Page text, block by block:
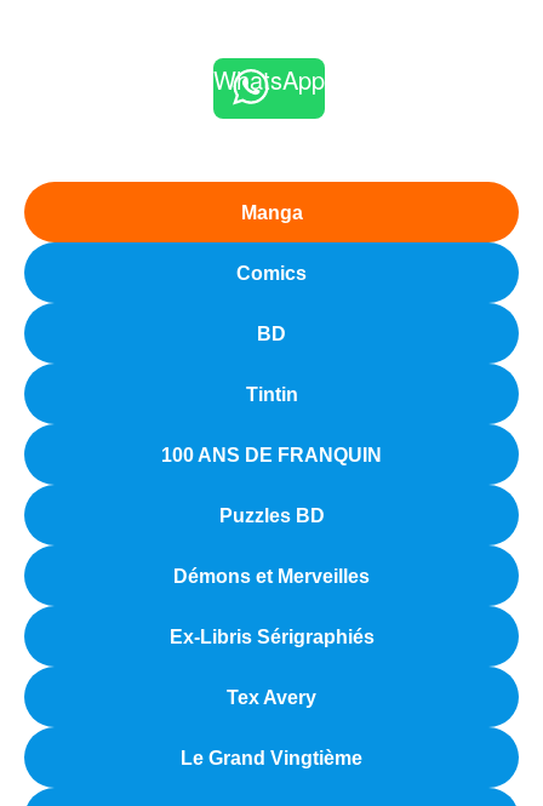
WhatsApp
Manga
Comics
BD
Tintin
100 ANS DE FRANQUIN
Puzzles BD
Démons et Merveilles
Ex-Libris Sérigraphiés
Tex Avery
Le Grand Vingtième